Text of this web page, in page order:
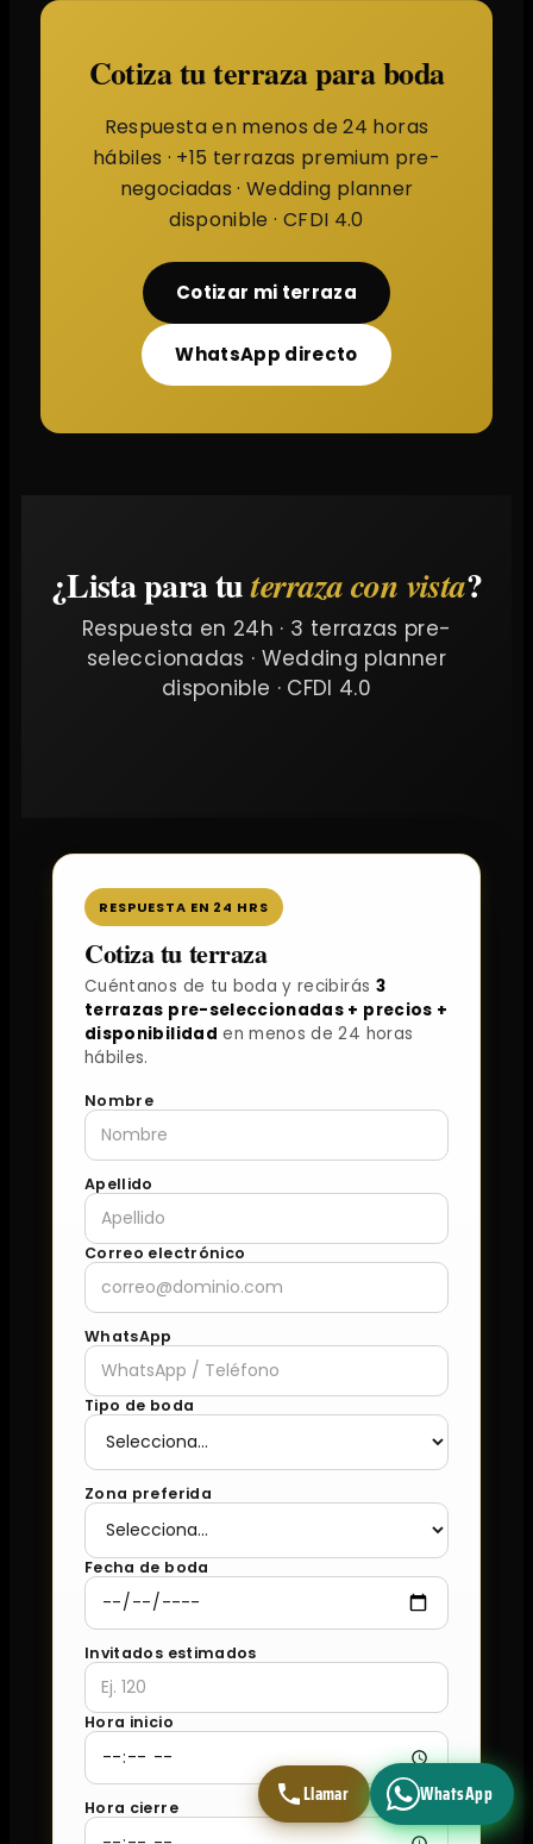
Cotiza tu terraza para boda
Respuesta en menos de 24 horas
hábiles · +15 terrazas premium pre-
negociadas · Wedding planner
disponible · CFDI 4.0
Cotizar mi terraza
WhatsApp directo
¿Lista para tuterraza con vista?
Respuesta en 24h · 3 terrazas pre-
seleccionadas · Wedding planner
disponible · CFDI 4.0
RESPUESTA EN 24 HRS
Cotiza tu terraza
Cuéntanos de tu boda y recibirás 3
terrazas pre-seleccionadas + precios +
disponibilidad en menos de 24 horas
hábiles.
Nombre
Apellido
Correo electrónico
WhatsApp
Tipo de boda
Zona preferida
Fecha de boda
Invitados estimados
Hora inicio
Hora cierre
Llamar WhatsApp